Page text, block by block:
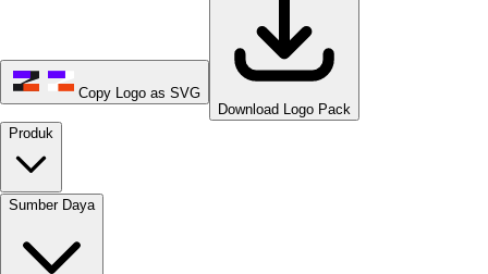
Copy Logo as SVG
Download Logo Pack
Produk
Sumber Daya